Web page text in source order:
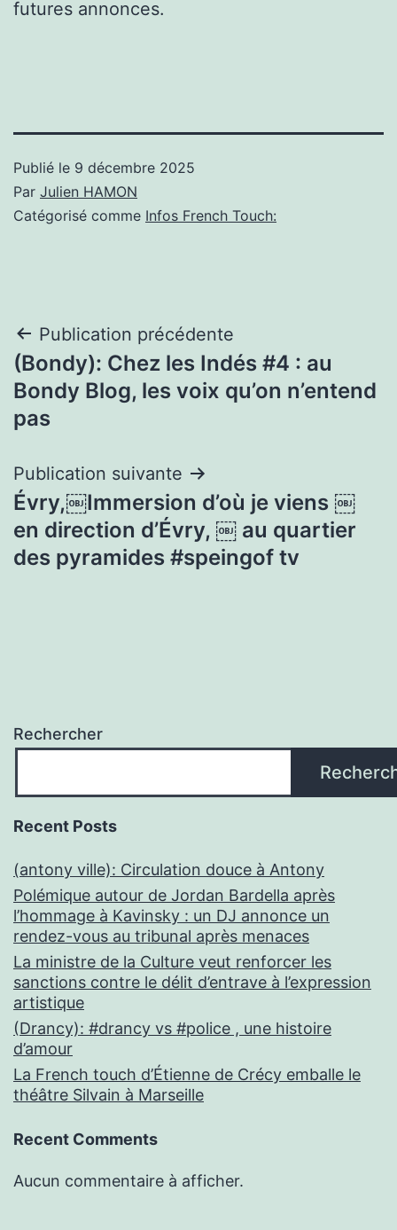
futures annonces.
Publié le 9 décembre 2025
Par Julien HAMON
Catégorisé comme Infos French Touch:
Navigation
de
l’article
Publication précédente
(Bondy): Chez les Indés #4 : au
Bondy Blog, les voix qu’on n’entend
pas
Publication suivante
Évry,￼Immersion d’où je viens ￼
en direction d’Évry, ￼ au quartier
des pyramides #speingof tv
Rechercher
Recent Posts
(antony ville): Circulation douce à Antony
Polémique autour de Jordan Bardella après
l’hommage à Kavinsky : un DJ annonce un
rendez-vous au tribunal après menaces
La ministre de la Culture veut renforcer les
sanctions contre le délit d’entrave à l’expression
artistique
(Drancy): #drancy vs #police , une histoire
d’amour
La French touch d’Étienne de Crécy emballe le
théâtre Silvain à Marseille
Recent Comments
Aucun commentaire à afficher.